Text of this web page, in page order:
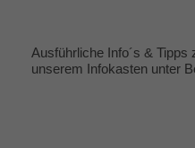
Ausführliche Info´s & Tipps
unserem Infokasten unter